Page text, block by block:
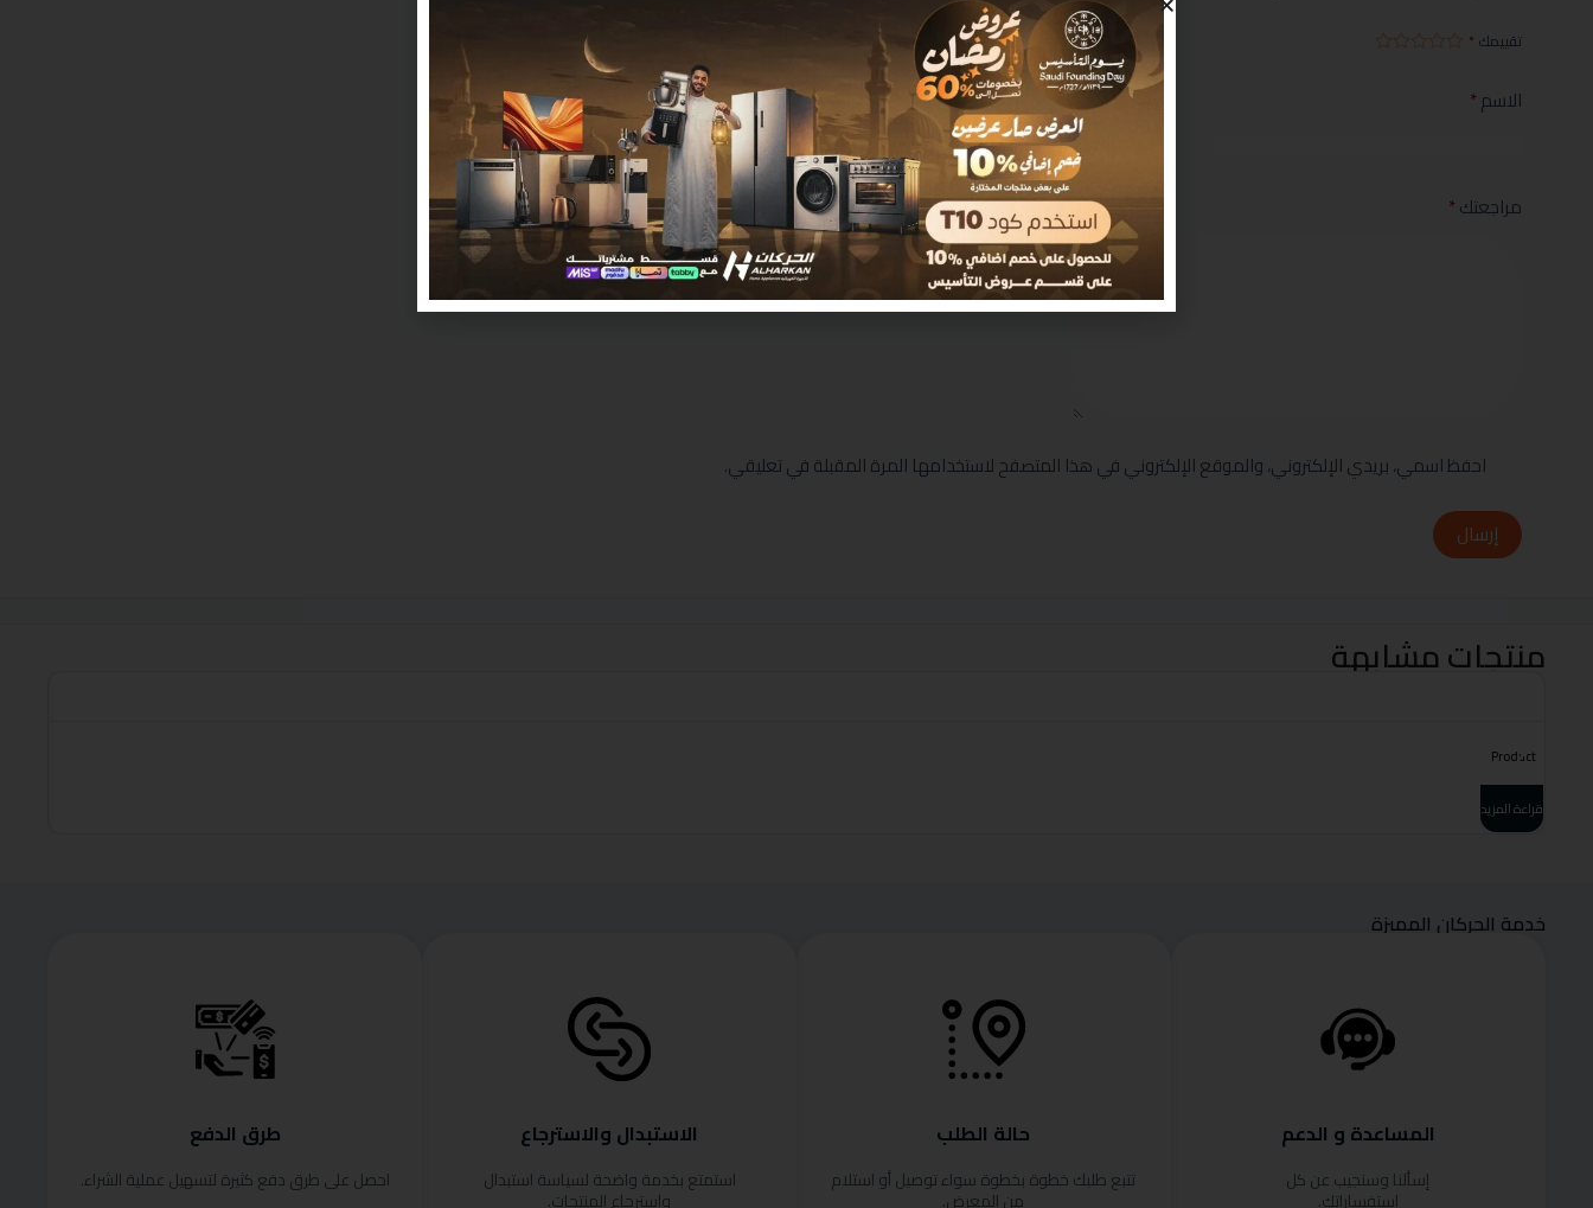
تقييمك *
الاسم* البريد الإلكتروني*
مراجعتك*
احفظ اسمي، بريدي الإلكتروني، والموقع الإلكتروني في هذا المتصفح لاستخدامها المرة المقبلة في تعليقي.
إرسال
منتجات مشابهة
Product
قراءة المزيد
خدمة الحركان المميزة
المساعدة و الدعم
إسألنا وسنجيب عن كل
استفساراتك.
حالة الطلب
تتبع طلبك خطوة بخطوة سواء توصيل أو استلام
من المعرض.
الاستبدال والاسترجاع
استمتع بخدمة واضحة لسياسة استبدال
واسترجاع المنتجات.
طرق الدفع
احصل على طرق دفع كثيرة لتسهيل عملية الشراء.